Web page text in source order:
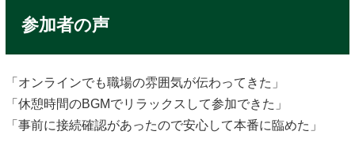
参加者の声
「オンラインでも職場の雰囲気が伝わってきた」
「休憩時間のBGMでリラックスして参加できた」
「事前に接続確認があったので安心して本番に臨めた」